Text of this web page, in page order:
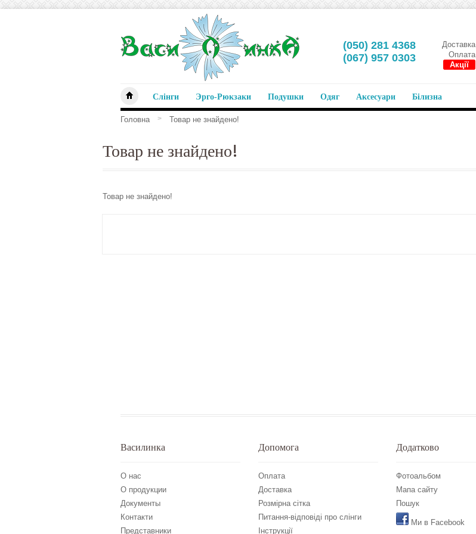
Доставка
Оплата
Акції
‎(050) 281 4368
‎(067) 957 0303
Слінги Эрго-Рюкзаки Подушки Одяг Аксесуари Білизна
Головна > Товар не знайдено!
Товар не знайдено!
Товар не знайдено!
Василинка
О нас
О продукции
Документы
Контакти
Представники
Допомога
Оплата
Доставка
Розмірна сітка
Питання-відповіді про слінги
Інструкції
Додатково
Фотоальбом
Мапа сайту
Пошук
Ми в Facebook